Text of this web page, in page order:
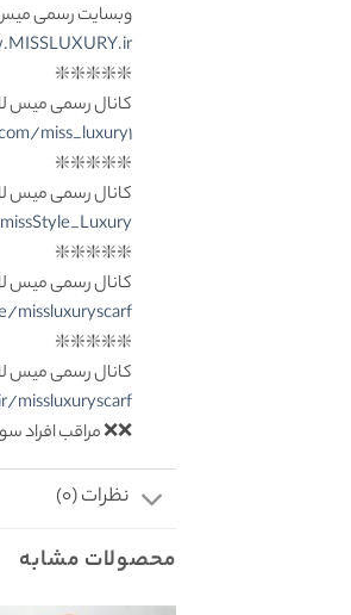
وبسایت رسمی
❇️❇️❇️❇️❇️
کانال رسمی میس
miss_luxury1
❇️❇️❇️❇️❇️
کانال رسمی میس
❇️❇️❇️❇️❇️
کانال رسمی میس
missluxuryscarf
❇️❇️❇️❇️❇️
کانال رسمی میس
missluxuryscarf
❌❌ مراقب افراد
نظرات (0)
محصولات مشابه